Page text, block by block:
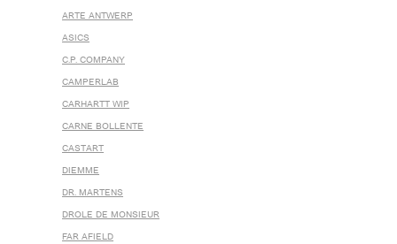
ARTE ANTWERP
ASICS
C.P. COMPANY
CAMPERLAB
CARHARTT WIP
CARNE BOLLENTE
CASTART
DIEMME
DR. MARTENS
DROLE DE MONSIEUR
FAR AFIELD